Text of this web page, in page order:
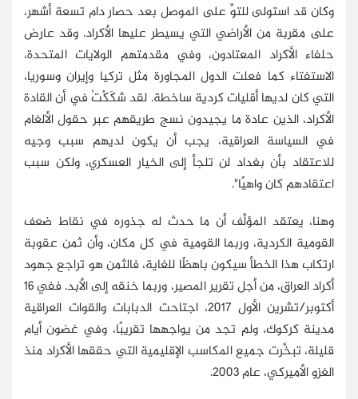
وكان قد استولى للتوِّ على الموصل بعد حصار دام تسعة أشهر،
على مقربة من الأراضي التي يسيطر عليها الأكراد. وقد عارض
حلفاء الأكراد المعتادون، وفي مقدمتهم الولايات المتحدة،
الاستفتاء كما فعلت الدول المجاورة مثل تركيا وإيران وسوريا،
التي كان لديها أقليات كردية ساخطة. لقد شكَكْتُ في أن القادة
الأكراد، الذين عادة ما يجيدون نسج طريقهم عبر حقول الألغام
في السياسة العراقية، يجب أن يكون لديهم سبب وجيه
للاعتقاد بأن بغداد لن تلجأ إلى الخيار العسكري، ولكن سبب
اعتقادهم كان واهيًا".
وهنا، يعتقد المؤلِّف أن ما حدث له جذوره في نقاط ضعف
القومية الكردية، وربما القومية في كل مكان، وأن ثمن عقوبة
ارتكاب هذا الخطأ سيكون باهظًا للغاية، فالثمن هو تراجع جهود
أكراد العراق، من أجل تقرير المصير، وربما خنقه إلى الأبد. ففي 16
أكتوبر/تشرين الأول 2017، اجتاحت الدبابات والقوات العراقية
مدينة كركوك، ولم تجد من يواجهها تقريبًا، وفي غضون أيام
قليلة، تبخَّرت جميع المكاسب الإقليمية التي حققها الأكراد منذ
الغزو الأميركي، عام 2003.